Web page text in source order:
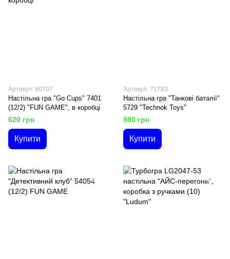
Артикул: 80707
Настільна гра "Go Cups" 7401
(12/2) "FUN GAME", в коробці
620 грн
Купити
Артикул: 71783
Настільна гра "Танкові баталії"
5729 "Technok Toys"
980 грн
Купити